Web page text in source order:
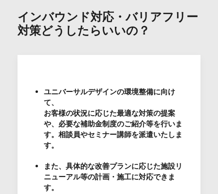
インバウンド対応・バリアフリー
対策どうしたらいいの？
ユニバーサルデザインの環境整備に向け
て、
お客様の状況に応じた最適な対策の提案
や、必要な補助金制度のご紹介等を行いま
す。相談員やセミナー講師を派遣いたしま
す。
また、具体的な改善プランに応じた施設リ
ニューアル等の計画・施工に対応できま
す。